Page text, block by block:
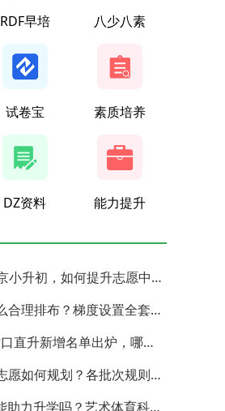
RDF早培 八少八素
试卷宝 素质培养
DZ资料 能力提升
无政保家庭参与北京小升初，如何提升志愿中签概率？
北京小升初志愿怎么合理排布？梯度设置全套策略与填报避坑指南
2026 北京小升初对口直升新增名单出炉，哪些小学可以直升优质初中？
北京小升初多批次志愿如何规划？各批次规则与填报实操指南
北京小升初特长还能助力升学吗？艺术体育科技特长机会与误区全面解析